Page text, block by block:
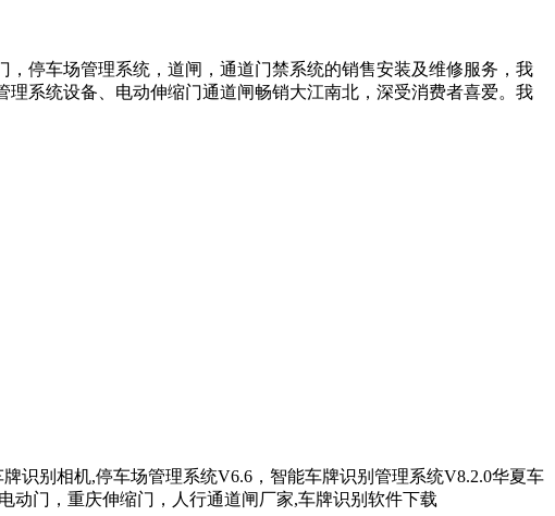
停车场管理系统，道闸，通道门禁系统的销售安装及维修服务，我
系统设备、电动伸缩门通道闸畅销大江南北，深受消费者喜爱。我